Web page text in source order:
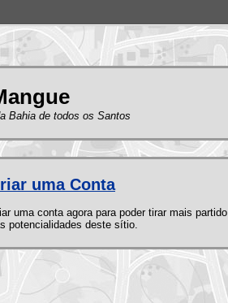
Bahia de todos os Santos
uma Conta
uma conta agora para poder tirar mais partido
potencialidades deste sítio.